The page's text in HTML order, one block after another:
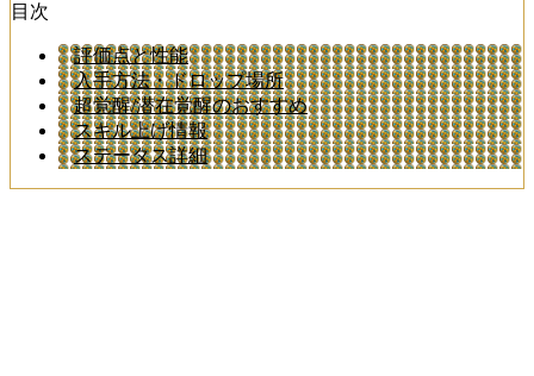
目次
評価点と性能
入手方法・ドロップ場所
超覚醒/潜在覚醒のおすすめ
スキル上げ情報
ステータス詳細